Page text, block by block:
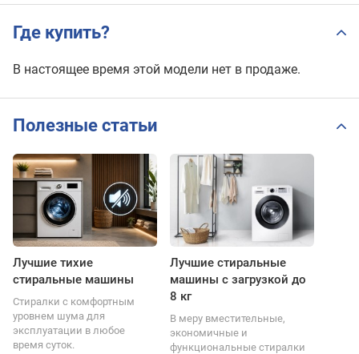
Где купить?
В настоящее время этой модели нет в продаже.
Полезные статьи
Лучшие тихие
стиральные машины
Стиралки с комфортным
уровнем шума для
эксплуатации в любое
время суток.
Лучшие стиральные
машины с загрузкой до
8 кг
В меру вместительные,
экономичные и
функциональные стиралки